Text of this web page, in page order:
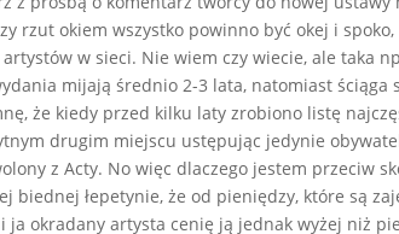
rzut okiem wszystko powinno być okej i
w sieci. Nie wiem czy wiecie, ale taka
mijają średnio 2-3 lata, natomiast ściąga
że kiedy przed kilku laty zrobiono listę
drugim miejscu ustępując jedynie
z Acty. No więc dlaczego jestem przeciw
biednej łepetynie, że od pieniędzy, które są
ja okradany artysta cenię ją jednak wyżej niż